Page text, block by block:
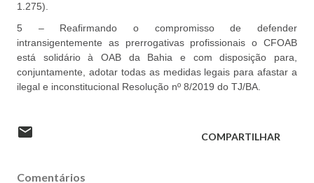
1.275).
5 – Reafirmando o compromisso de defender
intransigentemente as prerrogativas profissionais o CFOAB
está solidário à OAB da Bahia e com disposição para,
conjuntamente, adotar todas as medidas legais para afastar a
ilegal e inconstitucional Resolução nº 8/2019 do TJ/BA.
COMPARTILHAR
Comentários